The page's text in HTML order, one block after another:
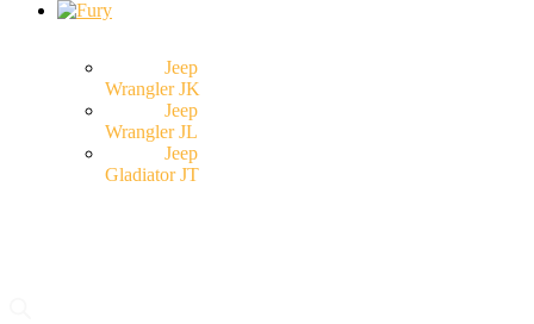
Jeep
Wrangler JK
Jeep
Wrangler JL
Jeep
Gladiator JT